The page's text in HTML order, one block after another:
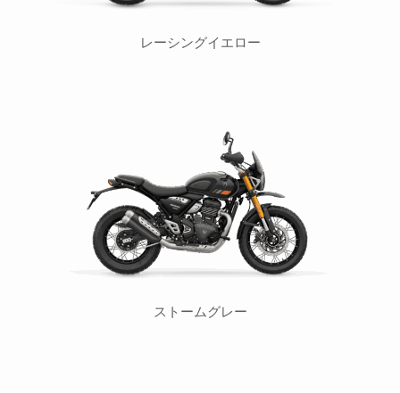
レーシングイエロー
ストームグレー